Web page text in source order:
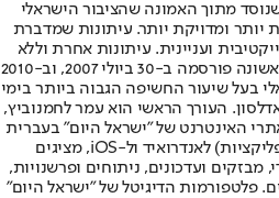
מתוך האמונה שהציבור הישראלי
יותר ומדויקת יותר. עיתונות שמדברת
ועניינית. עיתונות אחרת וללא
תשלום. המהדורה המודפסת הראשונה פורסמה ב-30 ביולי 2007, וב-2010
בעל שיעור החשיפה הגבוה ביותר בימי
העורך הראשי הוא עמר לחמנוביץ,
האינטרנט של "ישראל היום" בעברית
ובאנגלית, כמו כן היישומונים (אפליקציות) לאנדרואיד ול-iOS, מציגים
מבזקים ועדכונים, ניתוחים ופרשנויות,
פלטפורמות הדיגיטל של "ישראל היום"